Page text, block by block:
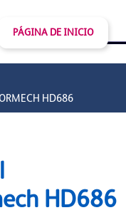
PÁGINA DE INICIO
HD686
HD686